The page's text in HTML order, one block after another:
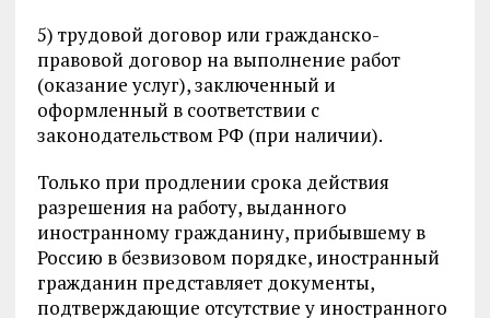
5) трудовой договор или гражданско-
правовой договор на выполнение работ
(оказание услуг), заключенный и
оформленный в соответствии с
законодательством РФ (при наличии).
Только при продлении срока действия
разрешения на работу, выданного
иностранному гражданину, прибывшему в
Россию в безвизовом порядке, иностранный
гражданин представляет документы,
подтверждающие отсутствие у иностранного